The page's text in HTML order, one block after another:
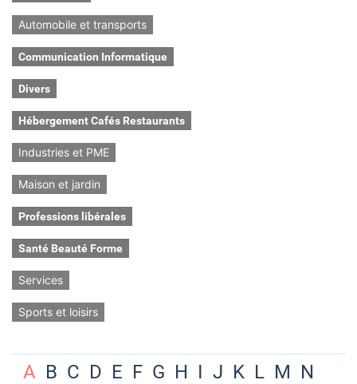
Automobile et transports
Communication Informatique
Divers
Hébergement Cafés Restaurants
Industries et PME
Maison et jardin
Professions libérales
Santé Beauté Forme
Services
Sports et loisirs
A B C D E F G H I J K L M N